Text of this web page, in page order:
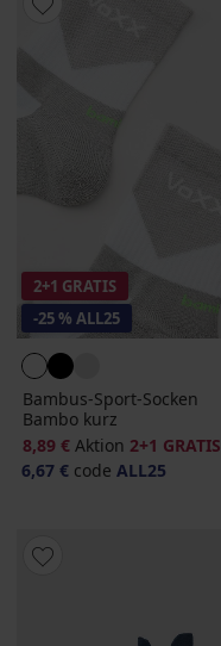
2+1 GRATIS
-25 % ALL25
Bambus-Sport-Socken
Bambo kurz
8,89 € Aktion 2+1 GRATIS
6,67 € code ALL25